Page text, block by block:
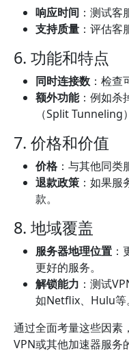
响应时间 ：测试客
支持质量 ：评估客
6. 功能和特点
同时连接数 ：检查
额外功能：例如杀
（Split Tunneling
7. 价格和价值
价格 ：与其他同类
退款政策 ：如果
款。
8. 地域覆盖
服务器地理位置
更好的服务。
解锁能力 ：测试
如Netflix、Hulu等。
通过全面考量这些因素
VPN或其他加速器服务